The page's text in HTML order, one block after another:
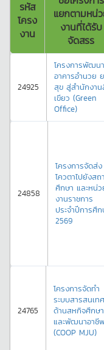
รหัส
โครง
งาน
แยกตามหน่
งานที่ได้รับ
จัดสรร
24925
โครงการพัฒนา
อาคารอำนวย
สุข สู่สำนักงา
เขียว (Green
Office)
24858
โครงการจัดส่ง
โควตาไปยังสถ
ศึกษา และหน่ว
งานราชการ
ประจำปีการศึก
2569
24765
โครงการจัดทำ
ระบบสารสนเทศ
ด้านสหกิจศึกษา
และพัฒนาอาชีพ
(COOP MJU)